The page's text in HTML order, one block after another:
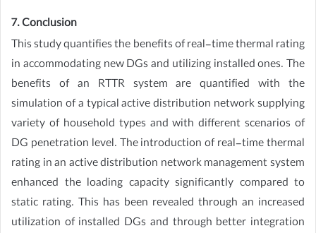
7. Conclusion
This study quantifies the benefits of real-time thermal rating
in accommodating new DGs and utilizing installed ones. The
benefits of an RTTR system are quantified with the
simulation of a typical active distribution network supplying
variety of household types and with different scenarios of
DG penetration level. The introduction of real-time thermal
rating in an active distribution network management system
enhanced the loading capacity significantly compared to
static rating. This has been revealed through an increased
utilization of installed DGs and through better integration